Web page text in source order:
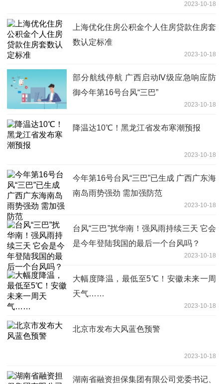
2023-10-18
上海优化住房公积金个人住房贷款住房套
数认定标准
2023-10-18
部分航线停航 广西启动Ⅳ级应急响应防
御今年第16号台风“三巴”
2023-10-18
降温达10℃！黑龙江省发布寒潮预报
2023-10-18
今年第16号台风“三巴”已生成 广西广东海
南岛雨势强劲 需加强防范
2023-10-18
台风“三巴”扰华南！强风雨持续三天 它会
是今年登陆我国的最后一个台风吗？
2023-10-18
大幅度降温，最低至5℃！安徽未来一周
天气……
2023-10-18
北京市发布大风蓝色预警
2023-10-18
湖南省融资担保集团有限公司党委书记、